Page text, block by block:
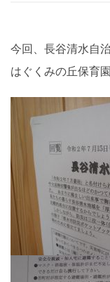
今回、長谷清水自
はぐくみの丘保育